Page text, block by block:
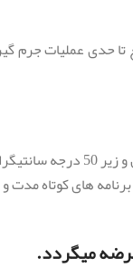
تا حدی عملیات
معمولا بسیاری از قرص های ماشین
های کوتاه مدت
میگردد.